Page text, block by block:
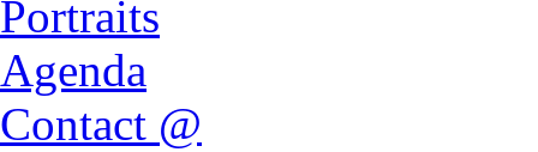
Portraits
Agenda
Contact @